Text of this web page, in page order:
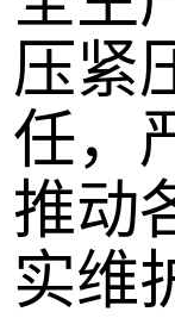
压紧
任，
推动
实维